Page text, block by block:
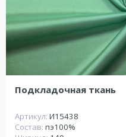
Подкладочная ткань
Артикул: И15438
Состав: пэ100%